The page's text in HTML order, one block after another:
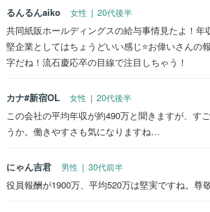
るんるんaiko 女性 | 20代後半
共同紙販ホールディングスの給与事情見たよ！年
堅企業としてはちょうどいい感じ⭐お偉いさんの
字だね！流石慶応卒の目線で注目しちゃう！
カナ#新宿OL 女性 | 20代後半
この会社の平均年収が約490万と聞きますが、す
うか。働きやすさも気になりますね…
にゃん吉君 男性 | 30代前半
役員報酬が1900万、平均520万は堅実ですね。尊敬